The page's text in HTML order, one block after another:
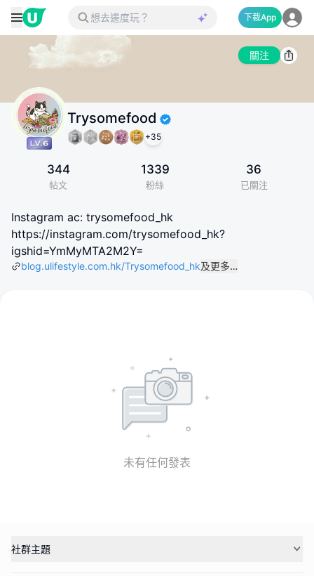
下載App
關注
Trysomefood
+35
344
帖文
1339
粉絲
36
已關注
Instagram ac: trysomefood_hk
https://instagram.com/trysomefood_hk?
igshid=YmMyMTA2M2Y=
blog.ulifestyle.com.hk/Trysomefood_hk及更多…
未有任何發表
社群主題